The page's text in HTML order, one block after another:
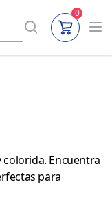
0
Encuentra
para